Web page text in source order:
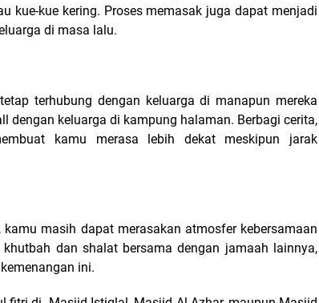
kue-kue kering. Proses memasak juga dapat menjadi
di masa lalu.
terhubung dengan keluarga di manapun mereka
dengan keluarga di kampung halaman. Berbagi cerita,
kamu merasa lebih dekat meskipun jarak
masih dapat merasakan atmosfer kebersamaan
dan shalat bersama dengan jamaah lainnya,
ini.